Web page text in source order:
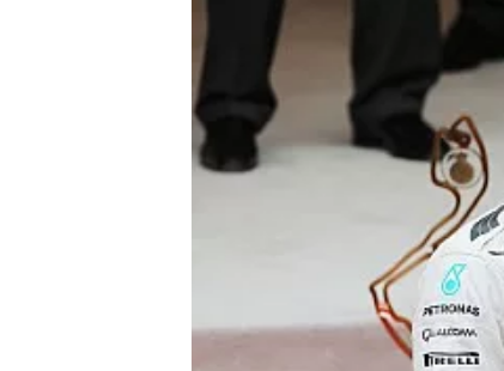
FÓRMULA E